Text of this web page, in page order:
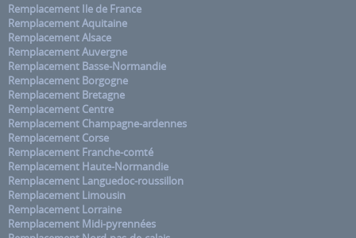
Remplacement Ile de France
Remplacement Aquitaine
Remplacement Alsace
Remplacement Auvergne
Remplacement Basse-Normandie
Remplacement Borgogne
Remplacement Bretagne
Remplacement Centre
Remplacement Champagne-ardennes
Remplacement Corse
Remplacement Franche-comté
Remplacement Haute-Normandie
Remplacement Languedoc-roussillon
Remplacement Limousin
Remplacement Lorraine
Remplacement Midi-pyrennées